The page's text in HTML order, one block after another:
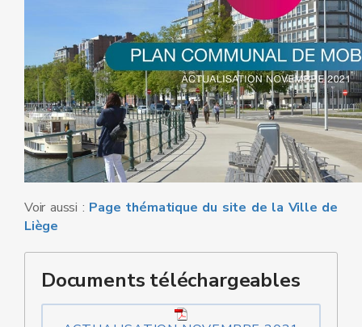
Voir aussi : Page thématique du site de la Ville de
Liège
Documents téléchargeables